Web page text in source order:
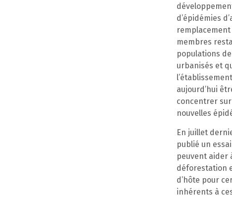
d’épidémies
membres
populations
urbanisés et
aujourd’hui
concentrer
nouvelles
En juillet
publié un
peuvent aider
déforestation
d’hôte pour
inhérents à